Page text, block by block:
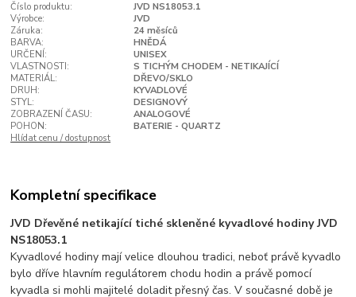
Číslo produktu:
JVD NS18053.1
Výrobce:
JVD
Záruka:
24 měsíců
BARVA:
HNĚDÁ
URČENÍ:
UNISEX
VLASTNOSTI:
S TICHÝM CHODEM - NETIKAJÍCÍ
MATERIÁL:
DŘEVO/SKLO
DRUH:
KYVADLOVÉ
STYL:
DESIGNOVÝ
ZOBRAZENÍ ČASU:
ANALOGOVÉ
POHON:
BATERIE - QUARTZ
Hlídat cenu / dostupnost
Kompletní specifikace
JVD Dřevěné netikající tiché skleněné kyvadlové hodiny JVD
NS18053.1
Kyvadlové hodiny mají velice dlouhou tradici, neboť právě kyvadlo
bylo dříve hlavním regulátorem chodu hodin a právě pomocí
kyvadla si mohli majitelé doladit přesný čas. V současné době je